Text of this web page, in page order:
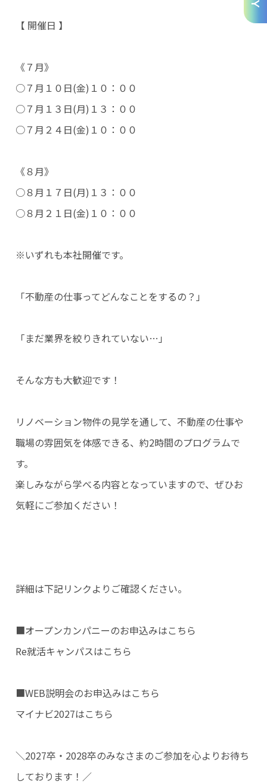
【 開催日 】
《７月》
○７月１０日(金)１０：００
○７月１３日(月)１３：００
○７月２４日(金)１０：００
《８月》
○８月１７日(月)１３：００
○８月２１日(金)１０：００
※いずれも本社開催です。
「不動産の仕事ってどんなことをするの？」
「まだ業界を絞りきれていない…」
そんな方も大歓迎です！
リノベーション物件の見学を通して、不動産の仕事や
職場の雰囲気を体感できる、約2時間のプログラムで
す。
楽しみながら学べる内容となっていますので、ぜひお
気軽にご参加ください！
詳細は下記リンクよりご確認ください。
■オープンカンパニーのお申込みはこちら
Re就活キャンパスはこちら
■WEB説明会のお申込みはこちら
マイナビ2027はこちら
＼2027卒・2028卒のみなさまのご参加を心よりお待ち
しております！／